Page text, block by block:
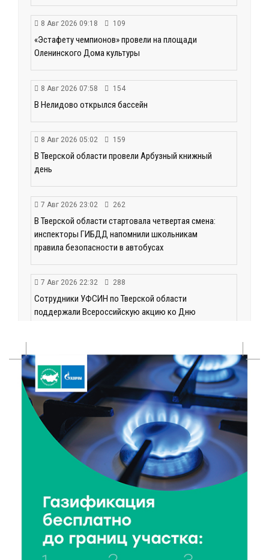
8 Авг 2026 09:18 109
«Эстафету чемпионов» провели на площади
Оленинского Дома культуры
8 Авг 2026 07:58 154
В Нелидово открылся бассейн
8 Авг 2026 05:02 159
В Тверской области провели Арбузный книжный
день
7 Авг 2026 23:02 262
В Тверской области стартовала четвертая смена:
инспекторы ГИБДД напомнили школьникам
правила безопасности в автобусах
7 Авг 2026 22:32 288
Сотрудники УФСИН по Тверской области
поддержали Всероссийскую акцию ко Дню
7 Авг 2026 22:02 271
Новые правила РЖД: пассажиров начнут
информировать об изменениях маршрута в
цифровом формате
7 Авг 2026 21:02 405
Социальный фонд РФ представил актуальные
данные о численности пенсионеров
7 Авг 2026 20:02 335
Как питаться, чтобы мозг работал лучше:
рекомендации фитнес ‑ специалиста Александра
Семина